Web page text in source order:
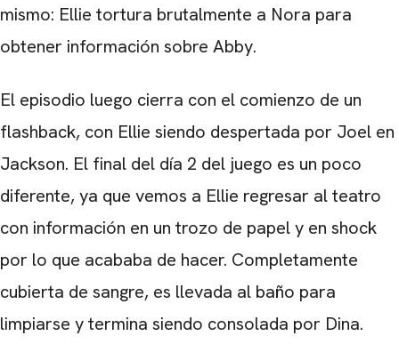
mismo: Ellie tortura brutalmente a Nora para
obtener información sobre Abby.
El episodio luego cierra con el comienzo de un
flashback, con Ellie siendo despertada por Joel en
Jackson. El final del día 2 del juego es un poco
diferente, ya que vemos a Ellie regresar al teatro
con información en un trozo de papel y en shock
por lo que acababa de hacer. Completamente
cubierta de sangre, es llevada al baño para
limpiarse y termina siendo consolada por Dina.